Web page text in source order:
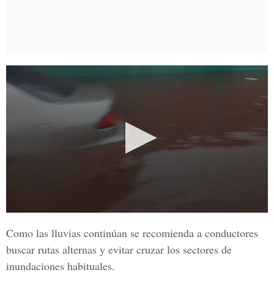
Como las lluvias continúan se recomienda a conductores
buscar rutas alternas y evitar cruzar los sectores de
inundaciones habituales.